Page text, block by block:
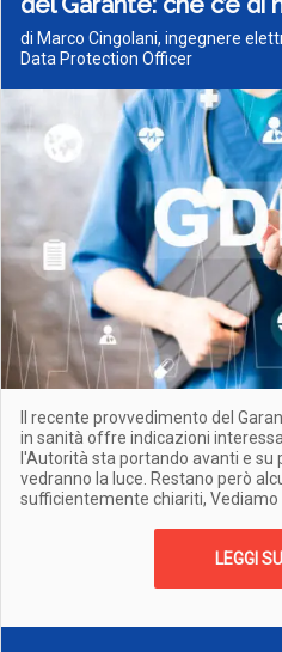
di Marco Cingolani, ingegnere
Data Protection Officer
Il recente provvedimento del
in sanità offre indicazioni
l'Autorità sta portando avanti e su
vedranno la luce. Restano però
sufficientemente chiariti, Vediamo
LEGGI